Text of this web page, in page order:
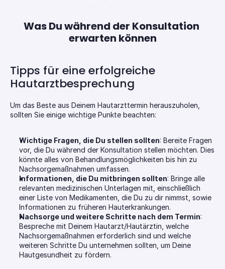
Was Du während der Konsultation
erwarten können
Tipps für eine erfolgreiche
Hautarztbesprechung
Um das Beste aus Deinem Hautarzttermin herauszuholen,
sollten Sie einige wichtige Punkte beachten:
Wichtige Fragen, die Du stellen sollten: Bereite Fragen
vor, die Du während der Konsultation stellen möchten. Dies
könnte alles von Behandlungsmöglichkeiten bis hin zu
Nachsorgemaßnahmen umfassen.
Informationen, die Du mitbringen sollten: Bringe alle
relevanten medizinischen Unterlagen mit, einschließlich
einer Liste von Medikamenten, die Du zu dir nimmst, sowie
Informationen zu früheren Hauterkrankungen.
Nachsorge und weitere Schritte nach dem Termin:
Bespreche mit Deinem Hautarzt/Hautärztin, welche
Nachsorgemaßnahmen erforderlich sind und welche
weiteren Schritte Du unternehmen sollten, um Deine
Hautgesundheit zu fördern.